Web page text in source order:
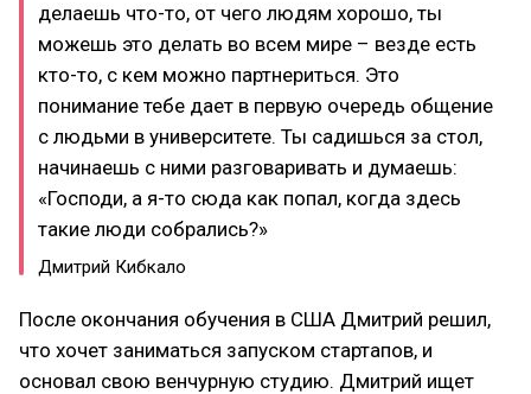
делаешь что-то, от чего людям хорошо, ты
можешь это делать во всем мире – везде есть
кто-то, с кем можно партнериться. Это
понимание тебе дает в первую очередь общение
с людьми в университете. Ты садишься за стол,
начинаешь с ними разговаривать и думаешь:
«Господи, а я-то сюда как попал, когда здесь
такие люди собрались?»
Дмитрий Кибкало
После окончания обучения в США Дмитрий решил,
что хочет заниматься запуском стартапов, и
основал свою венчурную студию. Дмитрий ищет